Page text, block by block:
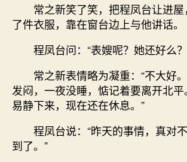
常之新笑了笑，把程凤台让进屋
了件衣服，靠在窗台边上与他讲话。
程凤台问：“表嫂呢？她还好么
常之新表情略为凝重：“不大好
发闷，一夜没睡，惦记着要离开北
易静下来，现在还在休息。”
程凤台说：“昨天的事情，真对
到了。”